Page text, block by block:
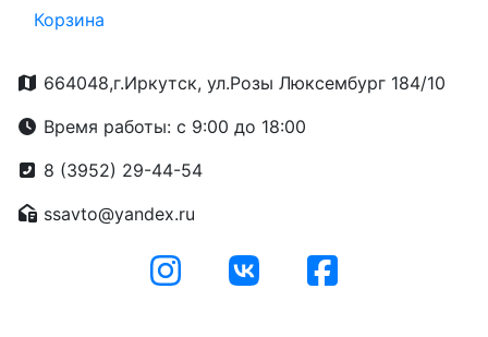
Корзина
664048,г.Иркутск, ул.Розы Люксембург 184/10
Время работы: с 9:00 до 18:00
8 (3952) 29-44-54
ssavto@yandex.ru